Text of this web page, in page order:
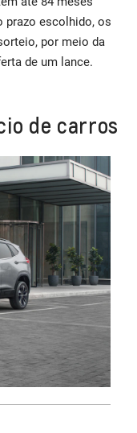
prazo escolhido, os
por meio da
de um lance.
de carros